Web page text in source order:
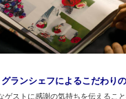
グランシェフによるこだわり
ゲストに感謝の気持ちを伝えるこ